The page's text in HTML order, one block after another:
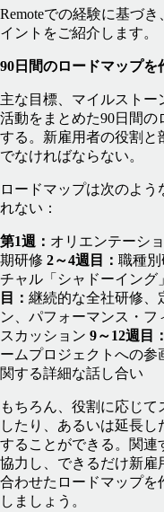
Remoteでの経験に基づ
イントをご紹介します。
90日間のロードマップを
主な目標、マイルストー
活動をまとめた90日間の
する。新雇用者の役割と
でなければならない。
ロードマップは次のよう
れない：
第1週： オリエンテーシ
期研修 2～4週目： 職種
チャル「シャドーイング
目： 継続的な全社研修、
ン、パフォーマンス・フ
スカッション 9～12週目：
ームプロジェクトへの参
関する詳細な話し合い
もちろん、役割に応じ
したり、あるいは延長
することができる。関連
協力し、できるだけ新雇
合わせたロードマップを
しましょう。